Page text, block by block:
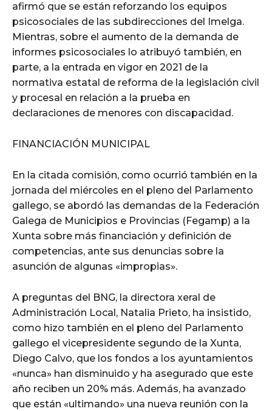
afirmó que se están reforzando los equipos
psicosociales de las subdirecciones del Imelga.
Mientras, sobre el aumento de la demanda de
informes psicosociales lo atribuyó también, en
parte, a la entrada en vigor en 2021 de la
normativa estatal de reforma de la legislación civil
y procesal en relación a la prueba en
declaraciones de menores con discapacidad.
FINANCIACIÓN MUNICIPAL
En la citada comisión, como ocurrió también en la
jornada del miércoles en el pleno del Parlamento
gallego, se abordó las demandas de la Federación
Galega de Municipios e Provincias (Fegamp) a la
Xunta sobre más financiación y definición de
competencias, ante sus denuncias sobre la
asunción de algunas «impropias».
A preguntas del BNG, la directora xeral de
Administración Local, Natalia Prieto, ha insistido,
como hizo también en el pleno del Parlamento
gallego el vicepresidente segundo de la Xunta,
Diego Calvo, que los fondos a los ayuntamientos
«nunca» han disminuido y ha asegurado que este
año reciben un 20% más. Además, ha avanzado
que están «ultimando» una nueva reunión con la